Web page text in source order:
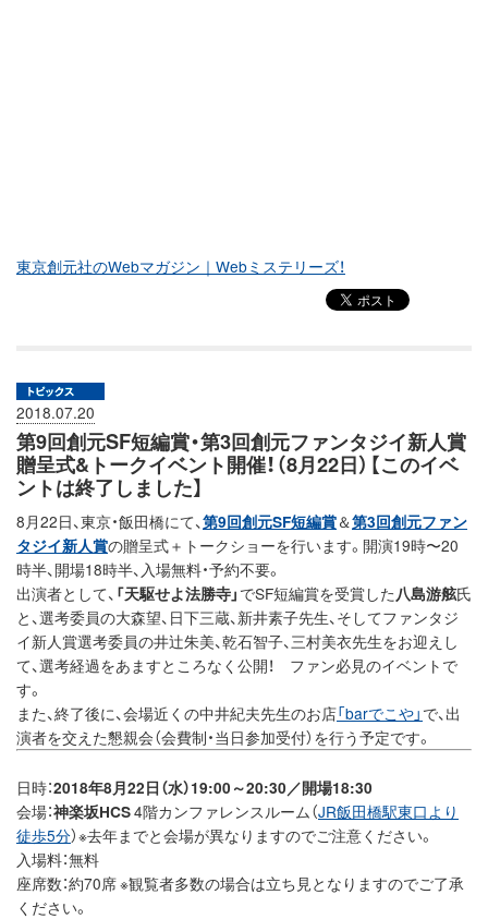
東京創元社のWebマガジン｜Webミステリーズ！
2018.07.20
第9回創元SF短編賞・第3回創元ファンタジイ新人賞
贈呈式&トークイベント開催！（8月22日）【このイベ
ントは終了しました】
8月22日、東京・飯田橋にて、第9回創元SF短編賞＆第3回創元ファン
タジイ新人賞の贈呈式＋トークショーを行います。開演19時〜20
時半、開場18時半、入場無料・予約不要。
出演者として、 「天駆せよ法勝寺」 でSF短編賞を受賞した 八島游舷氏
と、選考委員の大森望、日下三蔵、新井素子先生、そしてファンタジ
イ新人賞選考委員の井辻朱美、乾石智子、三村美衣先生をお迎えし
て、選考経過をあますところなく公開！ ファン必見のイベントで
す。
また、終了後に、会場近くの中井紀夫先生のお店「barでこや」 で、出
演者を交えた懇親会（会費制・当日参加受付）を行う予定です。
日時：2018年8月22日（水）19:00～20:30／開場18:30
会場：神楽坂HCS4階カンファレンスルーム（JR飯田橋駅東口より
徒歩5分）※去年までと会場が異なりますのでご注意ください。
入場料：無料
座席数：約70席 ※観覧者多数の場合は立ち見となりますのでご了承
ください。